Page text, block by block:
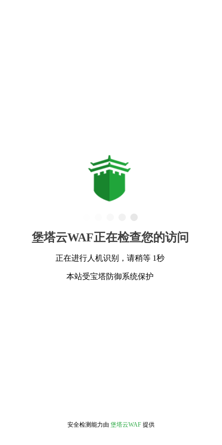
堡塔云WAF正在检查您的访问
正在进行人机识别，请稍等 1秒
本站受宝塔防御系统保护
安全检测能力由 堡塔云WAF 提供